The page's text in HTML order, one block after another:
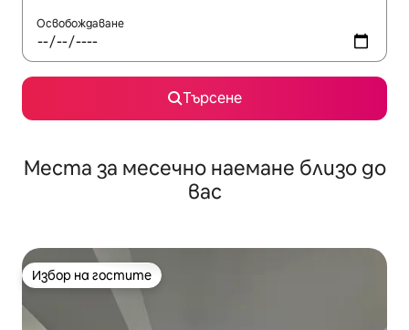
Освобождаване
Търсене
Места за месечно наемане близо до
вас
Избор на гостите
Избор на гостите